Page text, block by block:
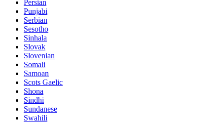
Persian
Punjabi
Serbian
Sesotho
Sinhala
Slovak
Slovenian
Somali
Samoan
Scots Gaelic
Shona
Sindhi
Sundanese
Swahili